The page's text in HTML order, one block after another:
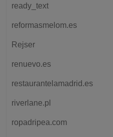
ready_text
reformasmelom.es
Rejser
renuevo.es
restaurantelamadrid.es
riverlane.pl
ropadripea.com